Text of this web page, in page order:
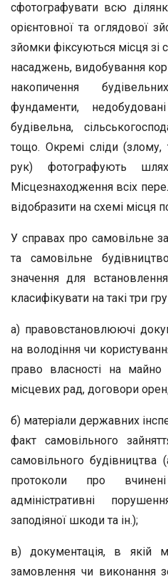
сфотографувати всю
орієнтовної та оглядової
зйомки фіксуються місця зі
насаджень, видобування
накопичення
фундаменти,
будівельна,
тощо. Окремі сліди (злому,
рук) фотографують
Місцезнаходження всіх
відобразити на схемі місця
У справах про самовільне
та самовільне
значення для
класифікувати на такі три
а) правовстановлюючі
на володіння чи
право власності на
місцевих рад, договори
б) матеріали державних
факт самовільного
самовільного будівництва
протоколи про
адміністративні
заподіяної шкоди та ін.);
в) документація, в якій
замовлення чи виконання